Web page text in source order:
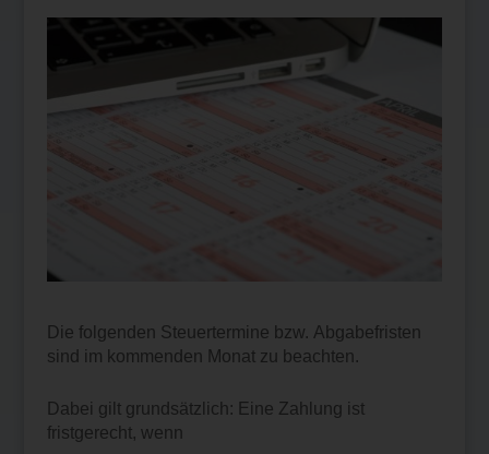
Die folgenden Steuertermine bzw. Abgabefristen
sind im kommenden Monat zu beachten.
Dabei gilt grundsätzlich: Eine Zahlung ist
fristgerecht, wenn